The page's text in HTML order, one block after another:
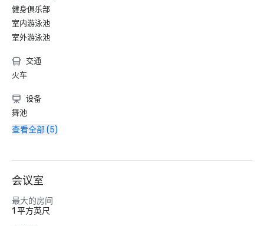
健身俱乐部
室内游泳池
室外游泳池
交通
火车
设备
舞池
查看全部 (5)
会议室
最大的房间
1 平方英尺